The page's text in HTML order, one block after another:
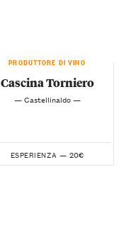
PRODUTTORE DI VINO
Cascina Torniero
— Castellinaldo —
ESPERIENZA — 20€